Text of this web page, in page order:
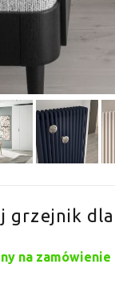
grzejnik
na zamówienie